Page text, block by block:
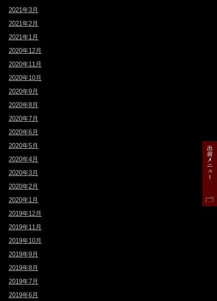
2021年3月
2021年2月
2021年1月
2020年12月
2020年11月
2020年10月
2020年9月
2020年8月
2020年7月
2020年6月
2020年5月
2020年4月
2020年3月
2020年2月
2020年1月
2019年12月
2019年11月
2019年10月
2019年9月
2019年8月
2019年7月
2019年6月